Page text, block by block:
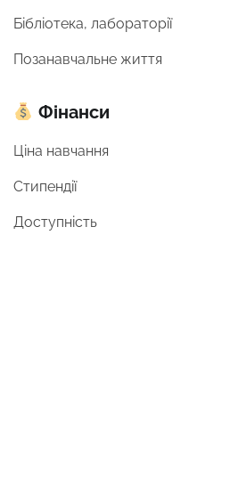
Бібліотека, лабораторії
Позанавчальне життя
Фінанси
Ціна навчання
Стипендії
Доступність